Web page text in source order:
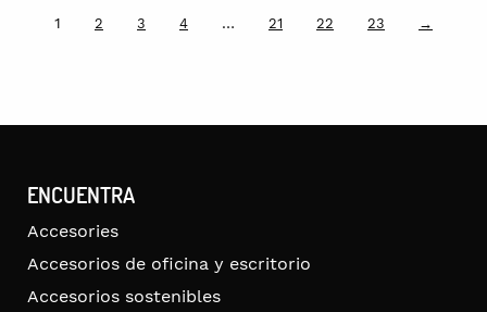
1 2 3 4 … 21 22 23 →
ENCUENTRA
Accesories
Accesorios de oficina y escritorio
Accesorios sostenibles